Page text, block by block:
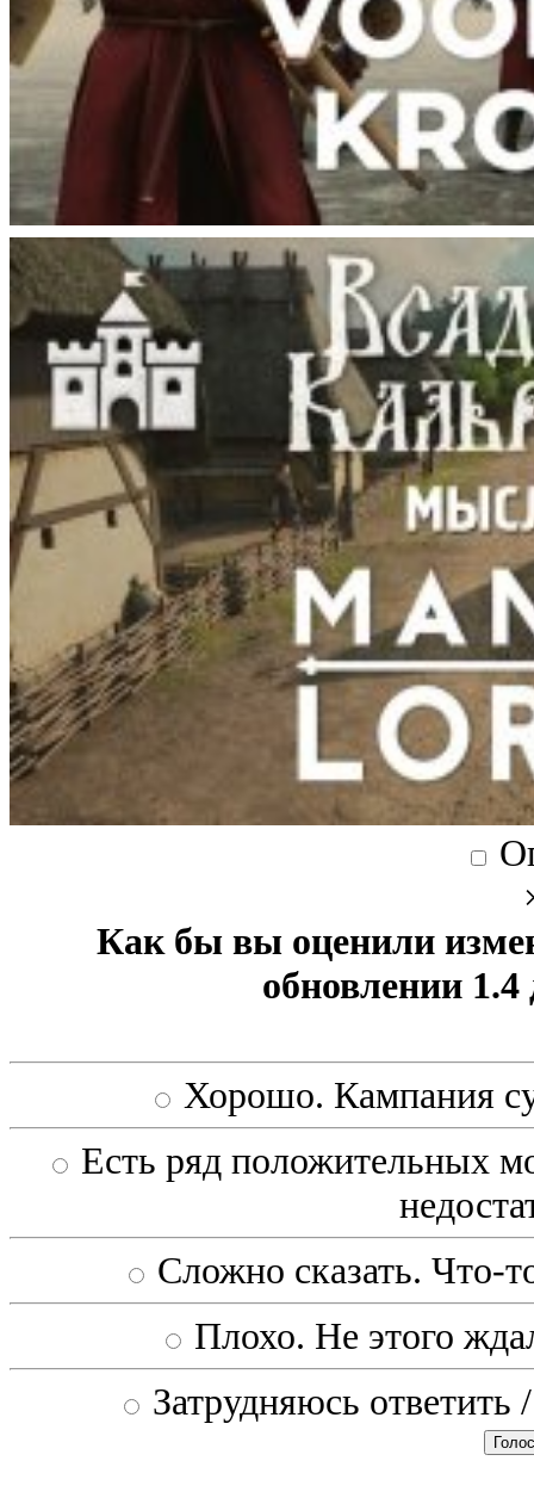
Как бы вы оценили
обновлении
Хорошо. Кампания
Есть ряд положительных
Сложно сказать. Что-
Плохо. Не этого
Затрудняюсь